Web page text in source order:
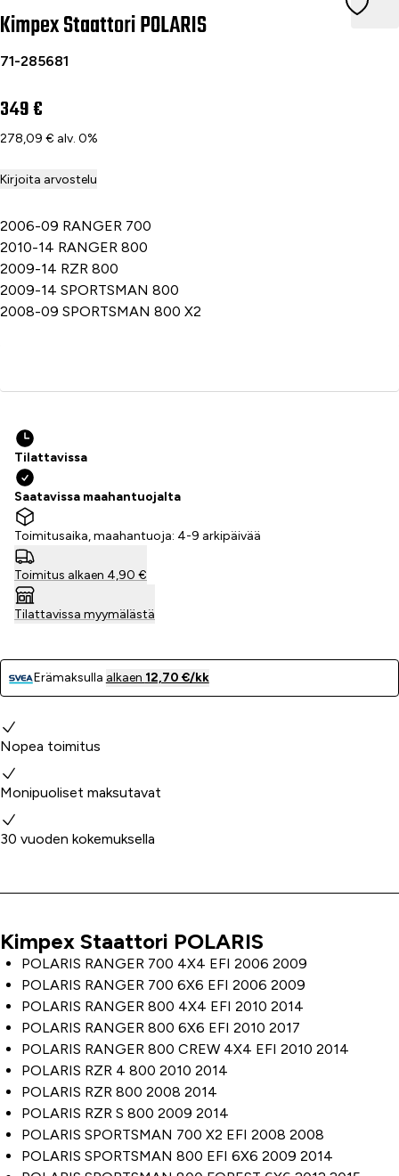
Kimpex Staattori POLARIS
71-285681
349 €
278,09 € alv. 0%
Kirjoita arvostelu
2006-09 RANGER 700
2010-14 RANGER 800
2009-14 RZR 800
2009-14 SPORTSMAN 800
2008-09 SPORTSMAN 800 X2
Tilattavissa
Saatavissa maahantuojalta
Toimitusaika, maahantuoja: 4-9 arkipäivää
Toimitus alkaen 4,90 €
Tilattavissa myymälästä
Erämaksulla alkaen 12,70 €/kk
Miksi valita meidät?
Nopea toimitus
Monipuoliset maksutavat
30 vuoden kokemuksella
Tuoteinfo
Kimpex Staattori POLARIS
POLARIS RANGER 700 4X4 EFI 2006 2009
POLARIS RANGER 700 6X6 EFI 2006 2009
POLARIS RANGER 800 4X4 EFI 2010 2014
POLARIS RANGER 800 6X6 EFI 2010 2017
POLARIS RANGER 800 CREW 4X4 EFI 2010 2014
POLARIS RZR 4 800 2010 2014
POLARIS RZR 800 2008 2014
POLARIS RZR S 800 2009 2014
POLARIS SPORTSMAN 700 X2 EFI 2008 2008
POLARIS SPORTSMAN 800 EFI 6X6 2009 2014